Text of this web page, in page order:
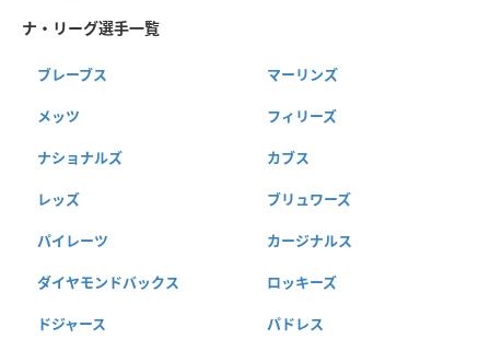
ナ・リーグ選手一覧
ブレーブス マーリンズ
メッツ フィリーズ
ナショナルズ カブス
レッズ ブリュワーズ
パイレーツ カージナルス
ダイヤモンドバックス ロッキーズ
ドジャース パドレス